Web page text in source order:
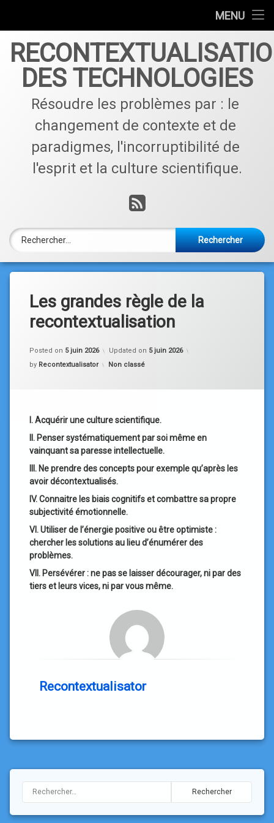
MENU
Qui sommes nous ?
Contactez nous !
Articles par catégories
content
DES TECHNOLOGIES
Résoudre les problèmes par : le
changement de contexte et de
paradigmes, l'incorruptibilité de
l'esprit et la culture scientifique.
RSS
Rechercher :
Les grandes règle de la
recontextualisation
Posted on 5 juin 2026 Updated on 5 juin 2026
by Recontextualisator Categories:
Non classé
I. Acquérir une culture scientifique.
II. Penser systématiquement par soi même en
vainquant sa paresse intellectuelle.
III. Ne prendre des concepts pour exemple qu’après les
avoir décontextualisés.
IV. Connaitre les biais cognitifs et combattre sa propre
subjectivité émotionnelle.
VI. Utiliser de l’énergie positive ou être optimiste :
chercher les solutions au lieu d’énumérer des
problèmes.
VII. Persévérer : ne pas se laisser décourager, ni par des
tiers et leurs vices, ni par vous même.
Recontextualisator
Rechercher :